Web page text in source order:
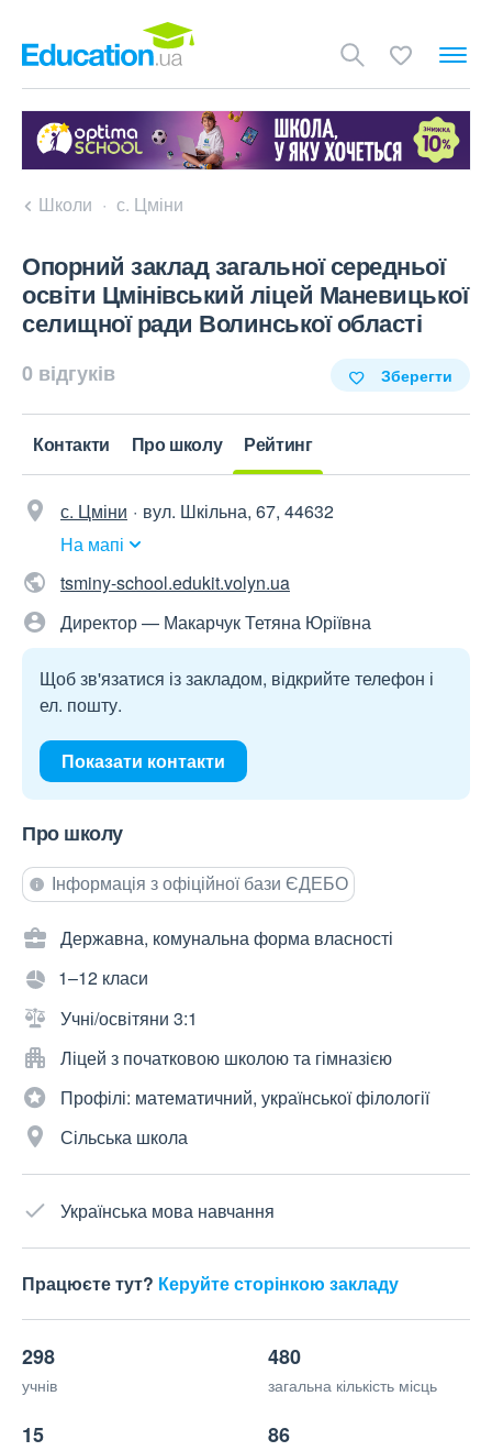
Школи с. Цміни
Опорний заклад загальної середньої
освіти Цмінівський ліцей Маневицької
селищної ради Волинської області
0 відгуків Зберегти
Контакти Про школу Рейтинг
с. Цміни
вул. Шкільна, 67, 44632
На мапі
tsminy-school.edukit.volyn.ua
Директор — Макарчук Тетяна Юріївна
Щоб зв'язатися із закладом, відкрийте телефон і
ел. пошту.
Показати контакти
Про школу
Інформація з офіційної бази ЄДЕБО
Державна, комунальна форма власності
1–12 класи
Учні/освітяни 3:1
Ліцей з початковою школою та гімназією
Профілі: математичний, української філології
Сільська школа
Українська мова навчання
Працюєте тут? Керуйте сторінкою закладу
298
учнів
480
загальна кількість місць
15 86